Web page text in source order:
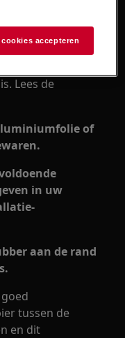
-18°C.
een
Lees de
of
in uw
aan de rand
tussen de
en dit
accepteren